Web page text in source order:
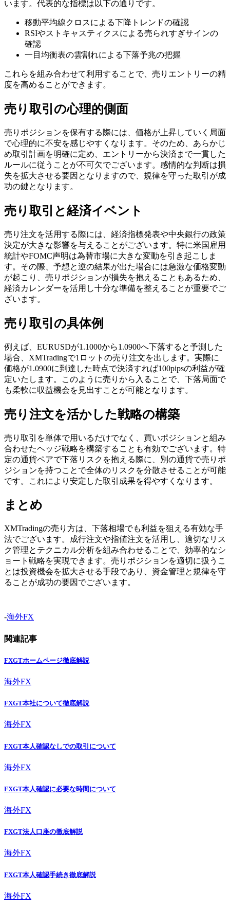
います。代表的な指標は以下の通りです。
移動平均線クロスによる下降トレンドの確認
RSIやストキャスティクスによる売られすぎサインの
確認
一目均衡表の雲割れによる下落予兆の把握
これらを組み合わせて利用することで、売りエントリーの精
度を高めることができます。
売り取引の心理的側面
売りポジションを保有する際には、価格が上昇していく局面
で心理的に不安を感じやすくなります。そのため、あらかじ
め取引計画を明確に定め、エントリーから決済まで一貫した
ルールに従うことが不可欠でございます。感情的な判断は損
失を拡大させる要因となりますので、規律を守った取引が成
功の鍵となります。
売り取引と経済イベント
売り注文を活用する際には、経済指標発表や中央銀行の政策
決定が大きな影響を与えることがございます。特に米国雇用
統計やFOMC声明は為替市場に大きな変動を引き起こしま
す。その際、予想と逆の結果が出た場合には急激な価格変動
が起こり、売りポジションが損失を抱えることもあるため、
経済カレンダーを活用し十分な準備を整えることが重要でご
ざいます。
売り取引の具体例
例えば、EURUSDが1.1000から1.0900へ下落すると予測した
場合、XMTradingで1ロットの売り注文を出します。実際に
価格が1.0900に到達した時点で決済すれば100pipsの利益が確
定いたします。このように売りから入ることで、下落局面で
も柔軟に収益機会を見出すことが可能となります。
売り注文を活かした戦略の構築
売り取引を単体で用いるだけでなく、買いポジションと組み
合わせたヘッジ戦略を構築することも有効でございます。特
定の通貨ペアで下落リスクを抱える際に、別の通貨で売りポ
ジションを持つことで全体のリスクを分散させることが可能
です。これにより安定した取引成果を得やすくなります。
まとめ
XMTradingの売り方は、下落相場でも利益を狙える有効な手
法でございます。成行注文や指値注文を活用し、適切なリス
ク管理とテクニカル分析を組み合わせることで、効率的なシ
ョート戦略を実現できます。売りポジションを適切に扱うこ
とは投資機会を拡大させる手段であり、資金管理と規律を守
ることが成功の要因でございます。
-海外FX
関連記事
FXGTホームページ徹底解説
海外FX
FXGT本社について徹底解説
海外FX
FXGT本人確認なしでの取引について
海外FX
FXGT本人確認に必要な時間について
海外FX
FXGT法人口座の徹底解説
海外FX
FXGT本人確認手続き徹底解説
海外FX